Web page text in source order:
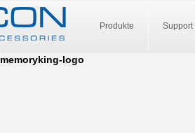
Produkte Support
memoryking-logo